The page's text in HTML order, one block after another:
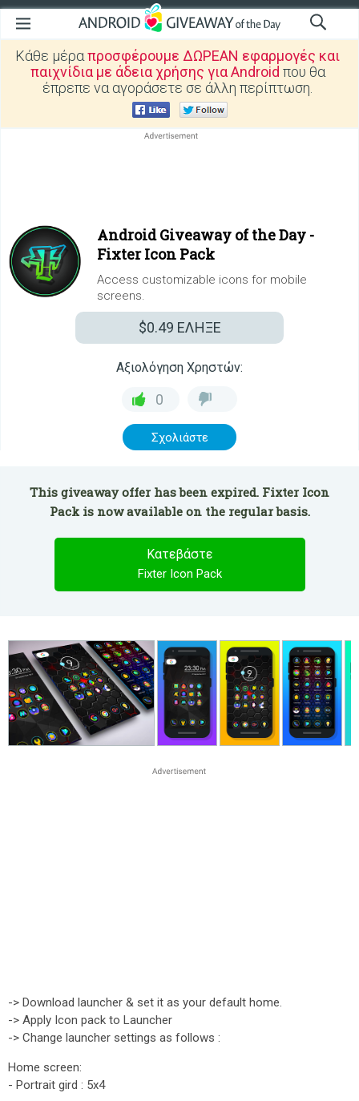
Κάθε μέραπροσφέρουμε ΔΩΡΕΑΝ εφαρμογές και
παιχνίδια με άδεια χρήσης για Android που θα
έπρεπε να αγοράσετε σε άλλη περίπτωση.
Android Giveaway of the Day -
Fixter Icon Pack
Access customizable icons for mobile
screens.
$0.49 ΕΛΗΞΕ
Αξιολόγηση Χρηστών:
0
Σχολιάστε
This giveaway offer has been expired. Fixter Icon
Pack is now available on the regular basis.
Κατεβάστε
Fixter Icon Pack
-> Download launcher & set it as your default home.
-> Apply Icon pack to Launcher
-> Change launcher settings as follows :
Home screen:
- Portrait gird : 5x4